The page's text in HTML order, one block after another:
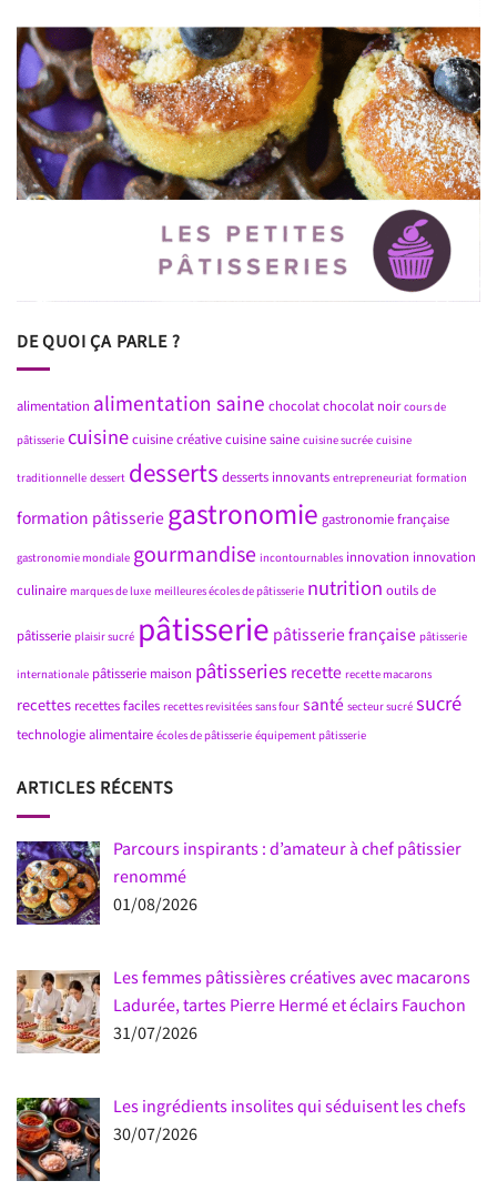
DE QUOI ÇA PARLE ?
alimentation alimentation saine chocolatchocolat noir cours de
pâtisserie cuisinecuisine créativecuisine saine cuisine sucrée cuisine
traditionnelle dessert desserts desserts innovants entrepreneuriat formation
formation pâtisserie gastronomie gastronomie française
gastronomie mondiale gourmandise incontournables innovation innovation
culinaire marques de luxe meilleures écoles de pâtisserie nutrition outils de
pâtisserie plaisir sucré pâtisserie pâtisserie française pâtisserie
internationale pâtisserie maison pâtisseries recette recette macarons
recettes recettes faciles recettes revisitées sans four santé secteur sucré sucré
technologie alimentaire écoles de pâtisserie équipement pâtisserie
ARTICLES RÉCENTS
Parcours inspirants : d’amateur à chef pâtissier
renommé
01/08/2026
Les femmes pâtissières créatives avec macarons
Ladurée, tartes Pierre Hermé et éclairs Fauchon
31/07/2026
Les ingrédients insolites qui séduisent les chefs
30/07/2026